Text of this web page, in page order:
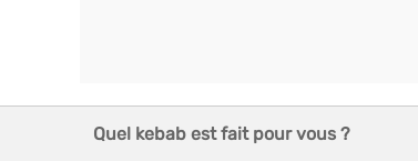
Quel kebab est fait pour vous ?